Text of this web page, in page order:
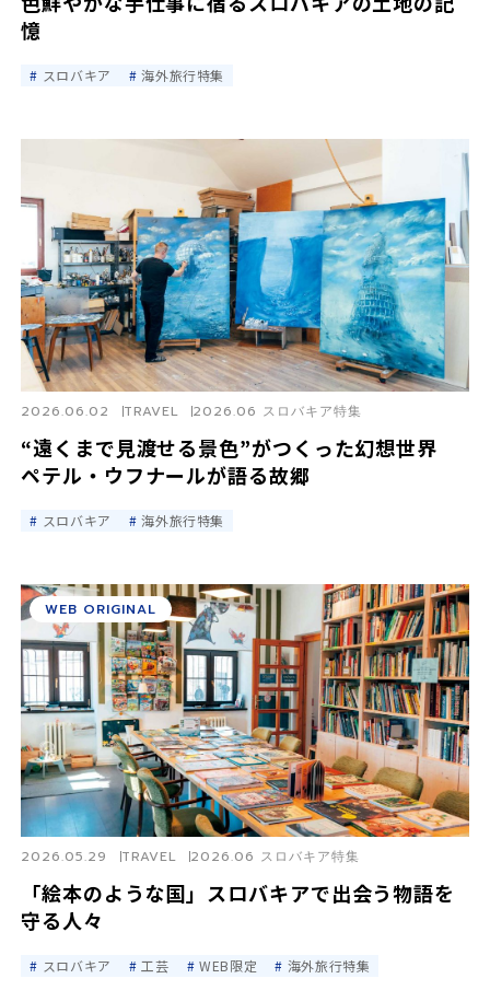
憶
スロバキア 海外旅行特集
“遠くまで見渡せる景色”がつくった幻想世界
ペテル・ウフナールが語る故郷
2026.06.02 TRAVEL 2026.06 スロバキア特集
スロバキア 海外旅行特集
「絵本のような国」スロバキアで出会う物語を
守る人々
2026.05.29 TRAVEL 2026.06 スロバキア特集
WEB ORIGINAL
スロバキア 工芸 WEB限定 海外旅行特集